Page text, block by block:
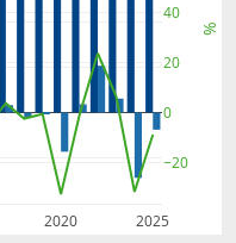
2020 2025
−20
0
20
40
%